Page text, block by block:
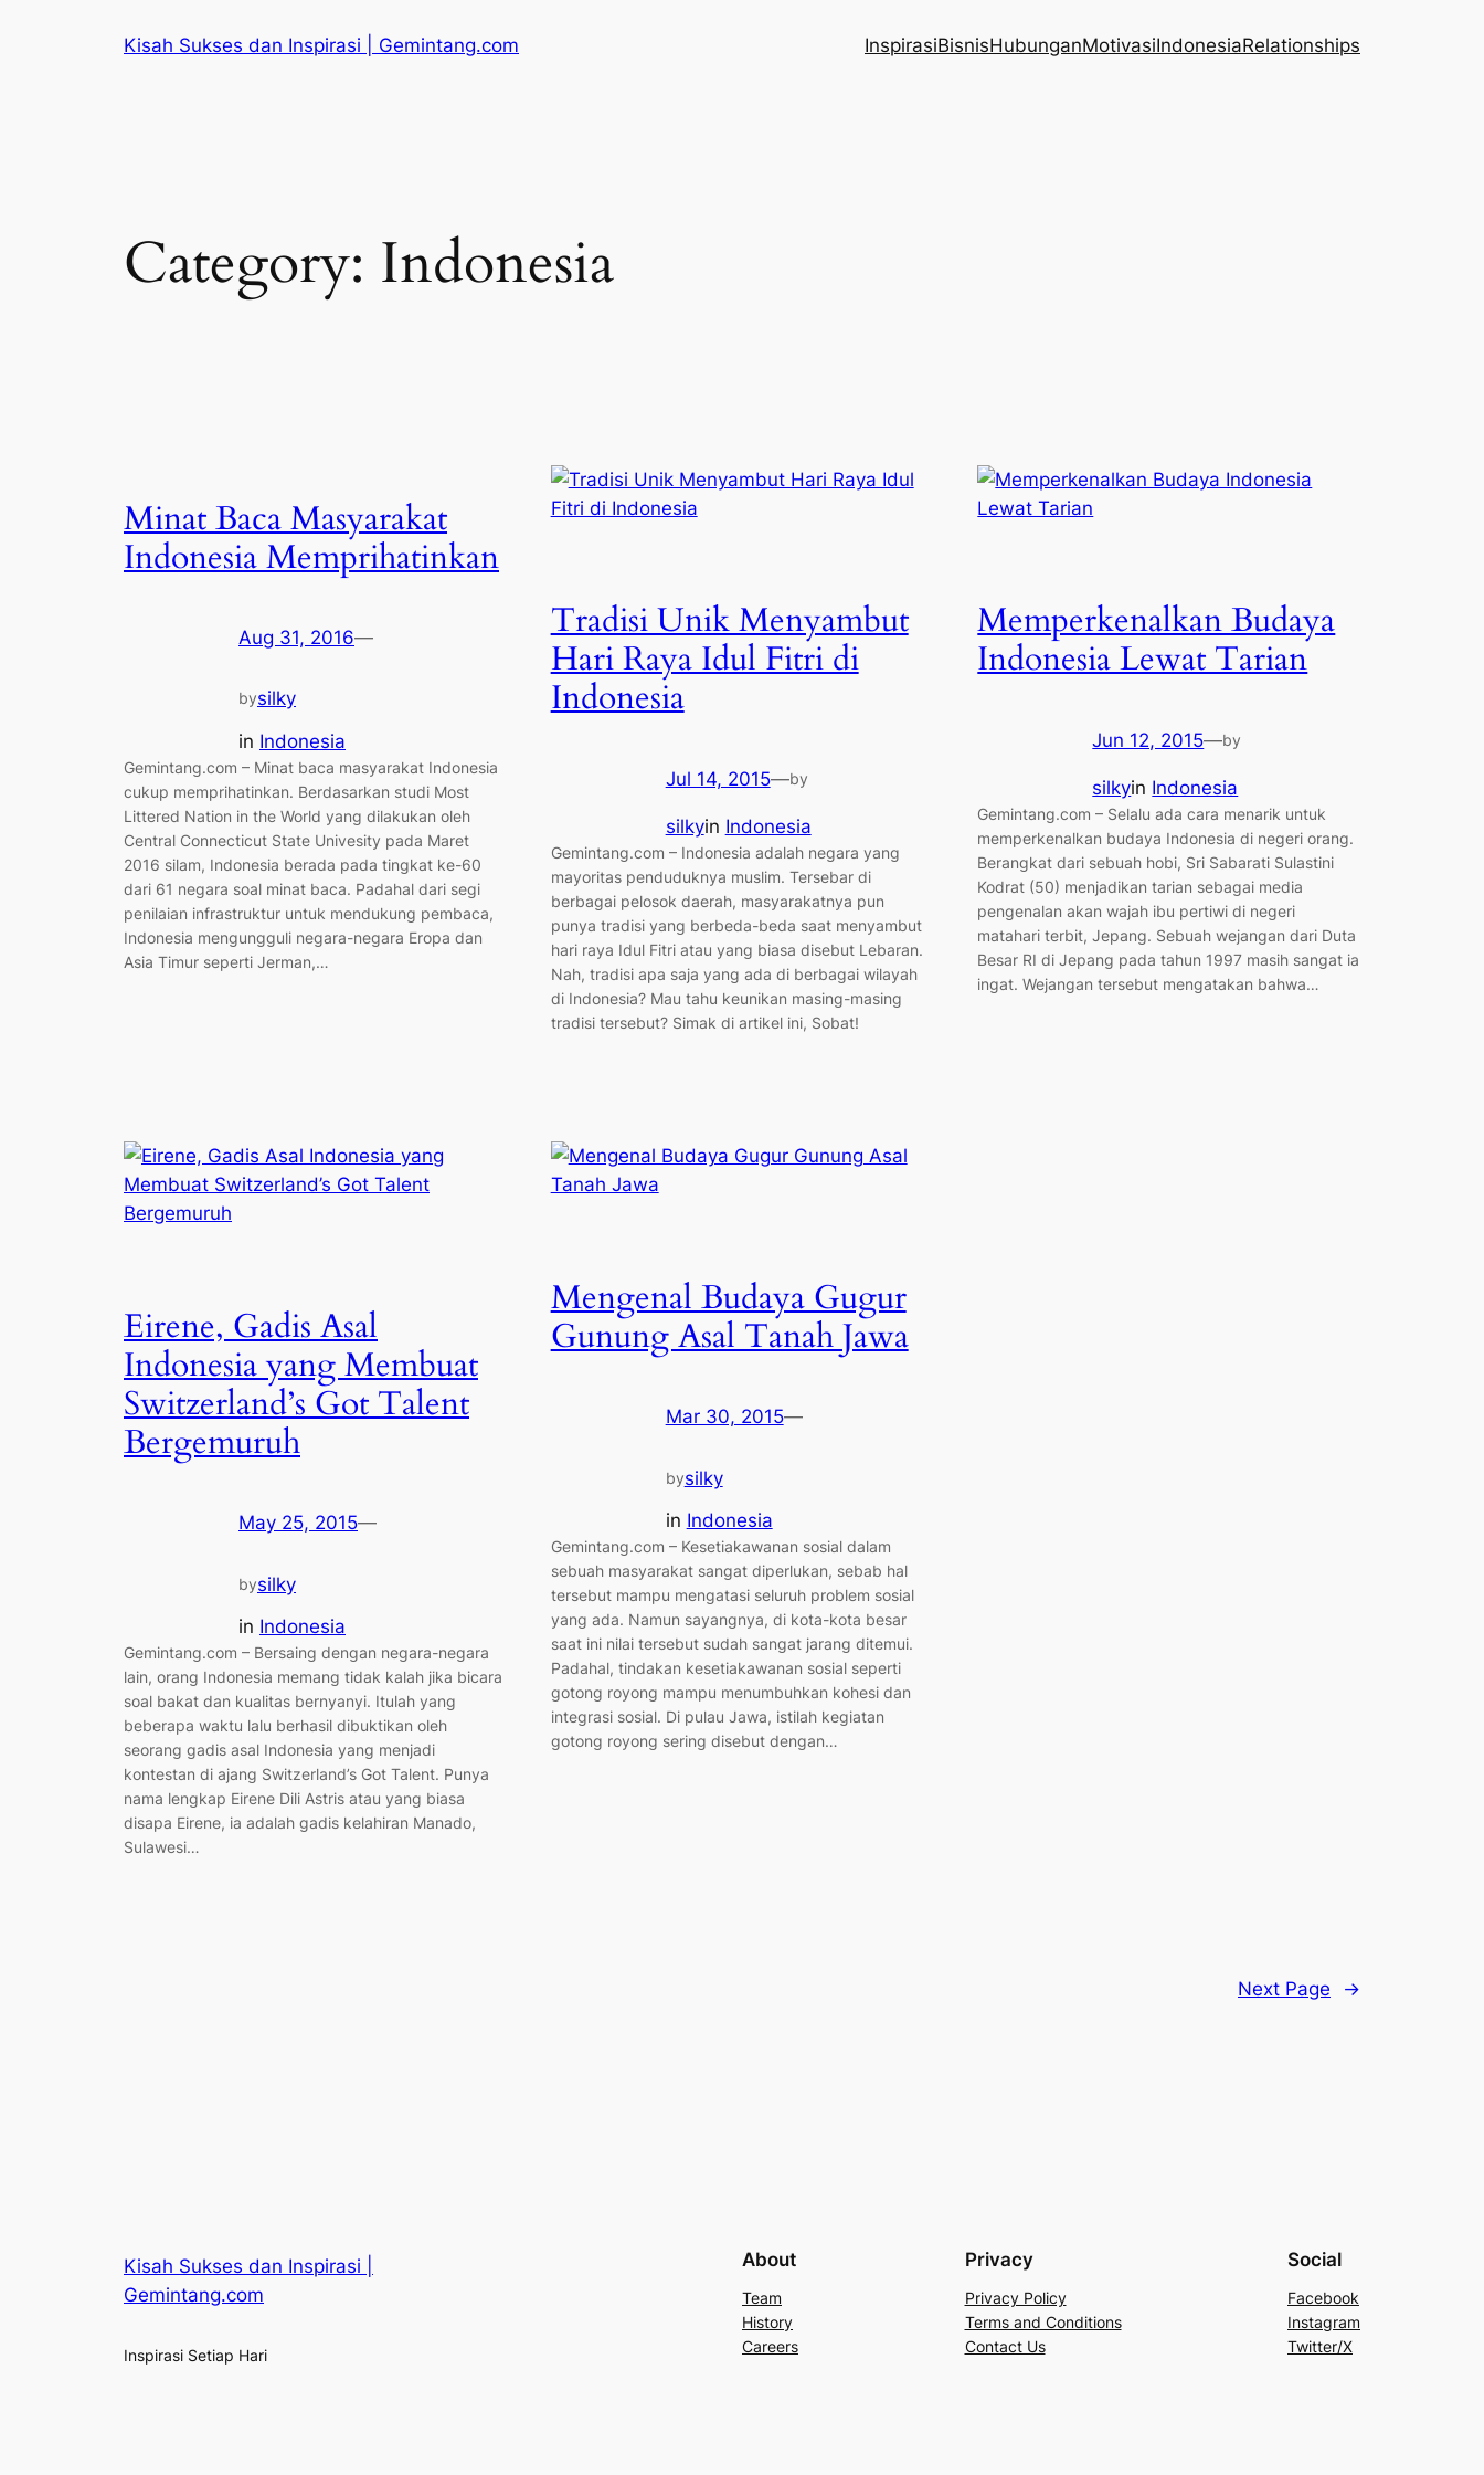
Kisah Sukses dan Inspirasi | Gemintang.com InspirasiBisnisHubunganMotivasiIndonesiaRelationships
Category: Indonesia
Minat Baca Masyarakat
Indonesia Memprihatinkan
Aug 31, 2016—
bysilky
in Indonesia
Gemintang.com – Minat baca masyarakat Indonesia
cukup memprihatinkan. Berdasarkan studi Most
Littered Nation in the World yang dilakukan oleh
Central Connecticut State Univesity pada Maret
2016 silam, Indonesia berada pada tingkat ke-60
dari 61 negara soal minat baca. Padahal dari segi
penilaian infrastruktur untuk mendukung pembaca,
Indonesia mengungguli negara-negara Eropa dan
Asia Timur seperti Jerman,…
Tradisi Unik Menyambut
Hari Raya Idul Fitri di
Indonesia
Jul 14, 2015—by
silkyin Indonesia
Gemintang.com – Indonesia adalah negara yang
mayoritas penduduknya muslim. Tersebar di
berbagai pelosok daerah, masyarakatnya pun
punya tradisi yang berbeda-beda saat menyambut
hari raya Idul Fitri atau yang biasa disebut Lebaran.
Nah, tradisi apa saja yang ada di berbagai wilayah
di Indonesia? Mau tahu keunikan masing-masing
tradisi tersebut? Simak di artikel ini, Sobat!
Memperkenalkan Budaya
Indonesia Lewat Tarian
Jun 12, 2015—by
silkyin Indonesia
Gemintang.com – Selalu ada cara menarik untuk
memperkenalkan budaya Indonesia di negeri orang.
Berangkat dari sebuah hobi, Sri Sabarati Sulastini
Kodrat (50) menjadikan tarian sebagai media
pengenalan akan wajah ibu pertiwi di negeri
matahari terbit, Jepang. Sebuah wejangan dari Duta
Besar RI di Jepang pada tahun 1997 masih sangat ia
ingat. Wejangan tersebut mengatakan bahwa…
Eirene, Gadis Asal
Indonesia yang Membuat
Switzerland’s Got Talent
Bergemuruh
May 25, 2015—
bysilky
in Indonesia
Gemintang.com – Bersaing dengan negara-negara
lain, orang Indonesia memang tidak kalah jika bicara
soal bakat dan kualitas bernyanyi. Itulah yang
beberapa waktu lalu berhasil dibuktikan oleh
seorang gadis asal Indonesia yang menjadi
kontestan di ajang Switzerland’s Got Talent. Punya
nama lengkap Eirene Dili Astris atau yang biasa
disapa Eirene, ia adalah gadis kelahiran Manado,
Sulawesi…
Mengenal Budaya Gugur
Gunung Asal Tanah Jawa
Mar 30, 2015—
bysilky
in Indonesia
Gemintang.com – Kesetiakawanan sosial dalam
sebuah masyarakat sangat diperlukan, sebab hal
tersebut mampu mengatasi seluruh problem sosial
yang ada. Namun sayangnya, di kota-kota besar
saat ini nilai tersebut sudah sangat jarang ditemui.
Padahal, tindakan kesetiakawanan sosial seperti
gotong royong mampu menumbuhkan kohesi dan
integrasi sosial. Di pulau Jawa, istilah kegiatan
gotong royong sering disebut dengan…
Next Page →
Kisah Sukses dan Inspirasi |
Gemintang.com
Inspirasi Setiap Hari
About
Team
History
Careers
Privacy
Privacy Policy
Terms and Conditions
Contact Us
Social
Facebook
Instagram
Twitter/X